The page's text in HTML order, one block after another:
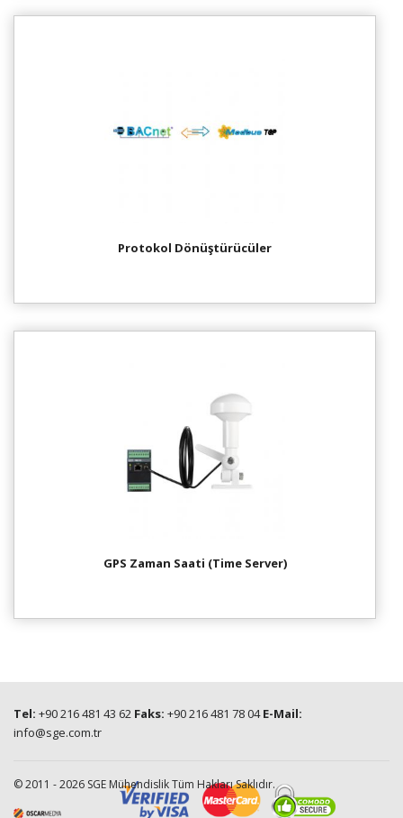
Protokol Dönüştürücüler
GPS Zaman Saati (Time Server)
Tel: +90 216 481 43 62 Faks: +90 216 481 78 04E-Mail:
info@sge.com.tr
© 2011 - 2026 SGE Mühendislik Tüm Hakları Saklıdır.